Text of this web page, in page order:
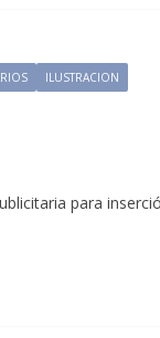
ILUSTRACION
para